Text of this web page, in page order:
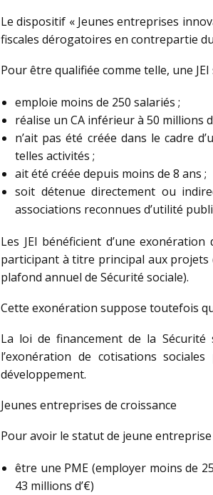
Le dispositif « Jeunes entreprises
fiscales dérogatoires en contrepartie
Pour être qualifiée comme telle, une
emploie moins de 250 salariés ;
réalise un CA inférieur à 50 millions
n’ait pas été créée dans le cadre
telles activités ;
ait été créée depuis moins de 8 ans ;
soit détenue directement ou
associations reconnues d’utilité
Les JEI bénéficient d’une
participant à titre principal aux projets
plafond annuel de Sécurité sociale).
Cette exonération suppose toutefois
La loi de financement de la
l’exonération de cotisations
développement.
Jeunes entreprises de croissance
Pour avoir le statut de jeune entreprise
être une PME (employer moins de
43 millions d’€)